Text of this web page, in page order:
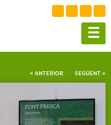
☰
« ANTERIOR SEGÜENT »